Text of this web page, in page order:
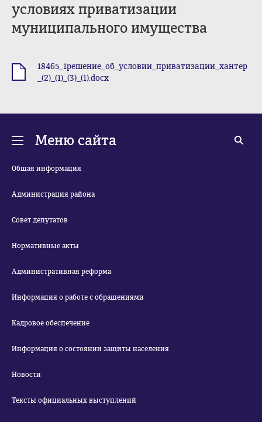
условиях приватизации
муниципального имущества
18465_1решение_об_условии_приватизации_хантер
_(2)_(1)_(3)_(1).docx
Меню сайта
Общая информация
Администрация района
Совет депутатов
Нормативные акты
Административная реформа
Информация о работе с обращениями
Кадровое обеспечение
Информация о состоянии защиты населения
Новости
Тексты официальных выступлений